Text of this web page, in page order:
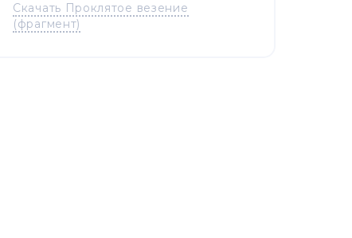
Скачать Проклятое везение
(фрагмент)